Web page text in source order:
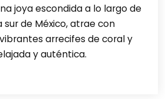
joya escondida a lo largo de
de México, atrae con
arrecifes de coral y
y auténtica.